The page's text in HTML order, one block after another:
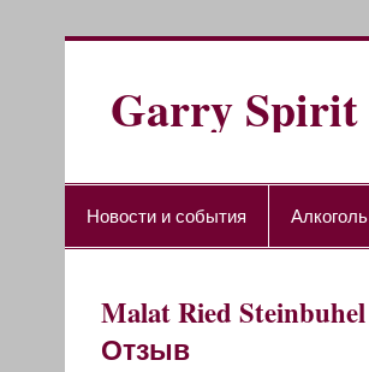
Перейти
Garry Spirit
Новости и события Алкоголь
Malat Ried
Отзыв